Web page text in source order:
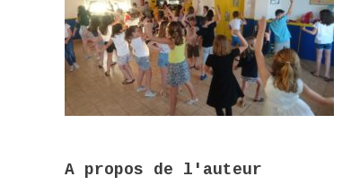
A propos de l'auteur